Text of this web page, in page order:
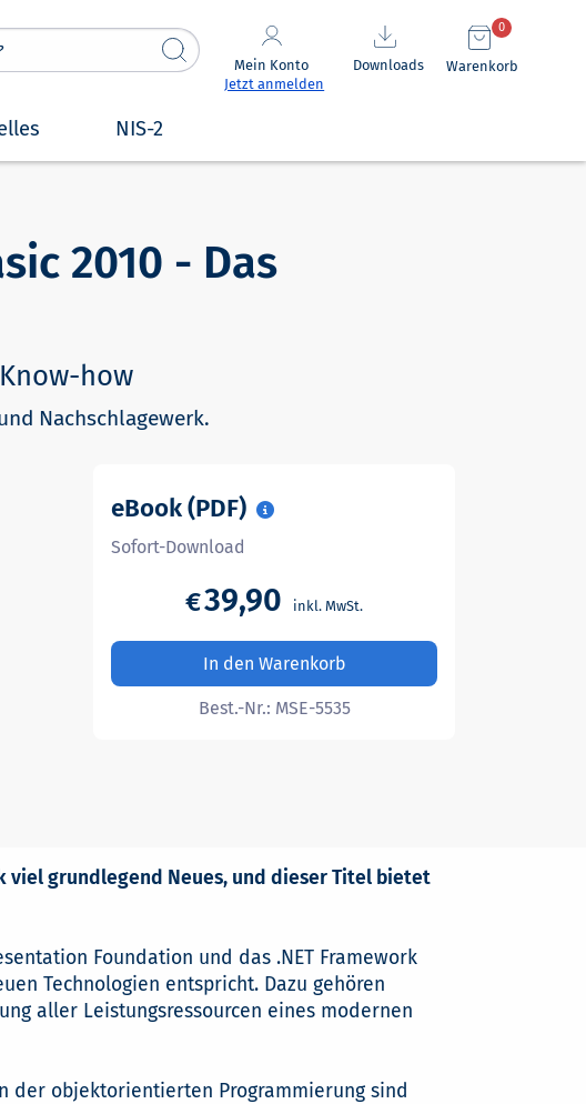
Mein Konto
Jetzt anmelden
Downloads Warenkorb
0
NIS-2
2010 - Das
how
Nachschlagewerk.
eBook (PDF)
Sofort-Download
€39,90
In den Warenkorb
Best.-Nr.: MSE-5535
viel grundlegend Neues, und dieser Titel bietet
Foundation und das .NET Framework
Technologien entspricht. Dazu gehören
aller Leistungsressourcen eines modernen
der objektorientierten Programmierung sind